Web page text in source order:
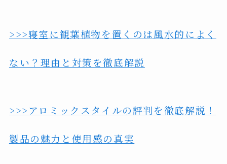
>>>寝室に観葉植物を置くのは風水的によく
ない？理由と対策を徹底解説
>>>アロミックスタイルの評判を徹底解説！
製品の魅力と使用感の真実